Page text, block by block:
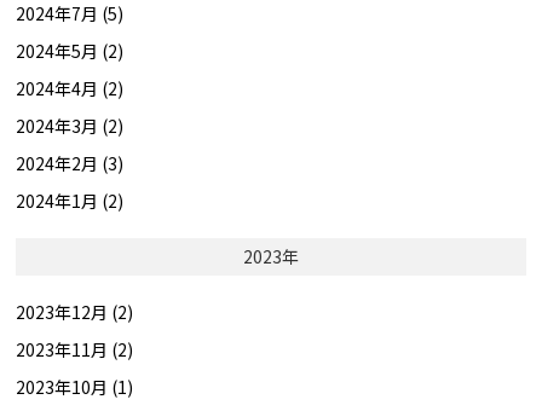
2024年7月 (5)
2024年5月 (2)
2024年4月 (2)
2024年3月 (2)
2024年2月 (3)
2024年1月 (2)
2023年
2023年12月 (2)
2023年11月 (2)
2023年10月 (1)